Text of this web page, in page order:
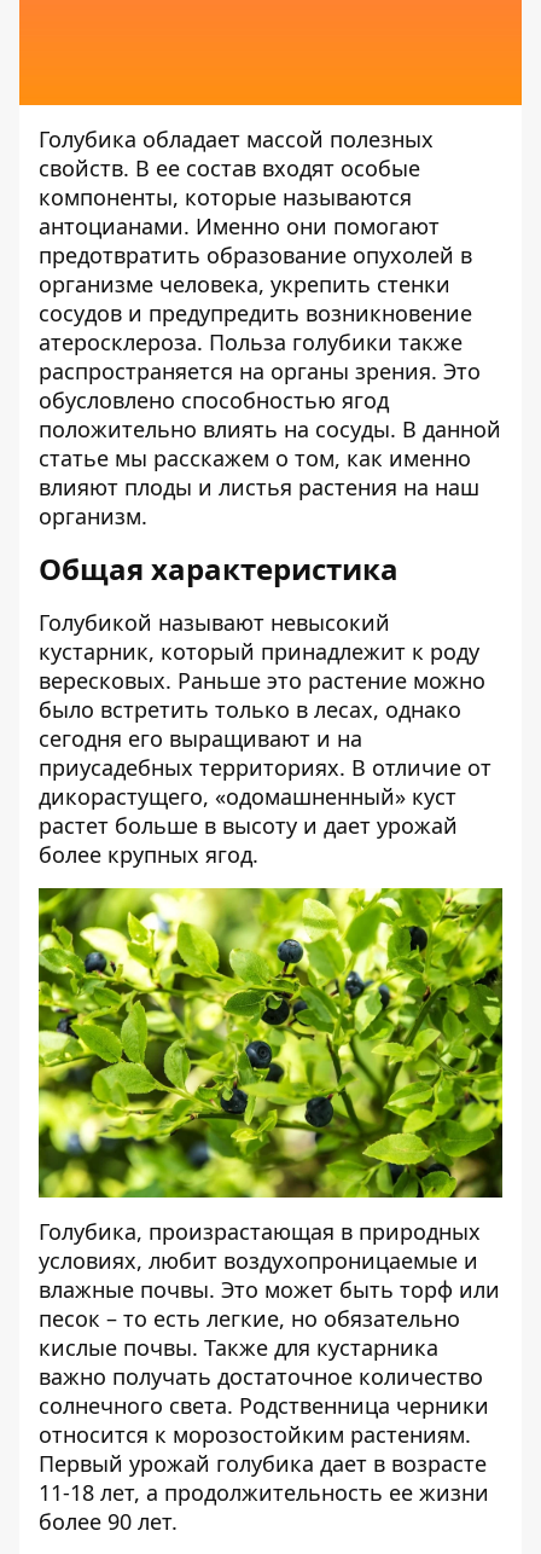
Голубика обладает массой полезных
свойств. В ее состав входят особые
компоненты, которые называются
антоцианами. Именно они помогают
предотвратить образование опухолей в
организме человека, укрепить стенки
сосудов и предупредить возникновение
атеросклероза. Польза голубики также
распространяется на органы зрения. Это
обусловлено способностью ягод
положительно влиять на сосуды. В данной
статье мы расскажем о том, как именно
влияют плоды и листья растения на наш
организм.
Общая характеристика
Голубикой называют невысокий
кустарник, который принадлежит к роду
вересковых. Раньше это растение можно
было встретить только в лесах, однако
сегодня его выращивают и на
приусадебных территориях. В отличие от
дикорастущего, «одомашненный» куст
растет больше в высоту и дает урожай
более крупных ягод.
Голубика, произрастающая в природных
условиях, любит воздухопроницаемые и
влажные почвы. Это может быть торф или
песок – то есть легкие, но обязательно
кислые почвы. Также для кустарника
важно получать достаточное количество
солнечного света. Родственница черники
относится к морозостойким растениям.
Первый урожай голубика дает в возрасте
11-18 лет, а продолжительность ее жизни
более 90 лет.